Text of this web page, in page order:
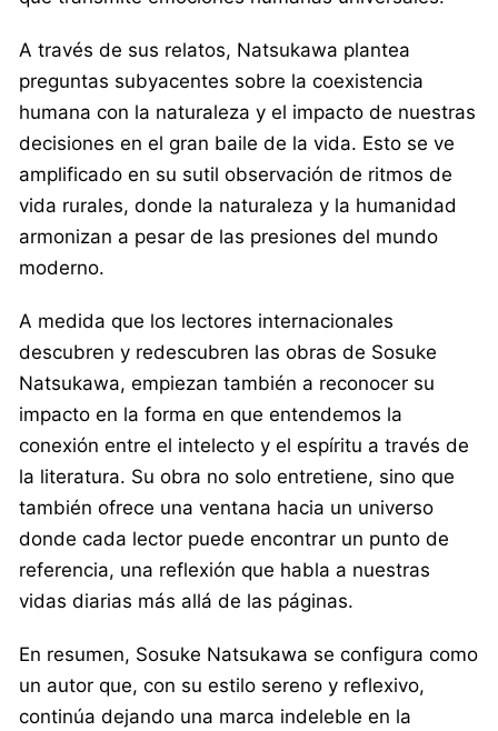
A través de sus relatos, Natsukawa plantea
preguntas subyacentes sobre la coexistencia
humana con la naturaleza y el impacto de nuestras
decisiones en el gran baile de la vida. Esto se ve
amplificado en su sutil observación de ritmos de
vida rurales, donde la naturaleza y la humanidad
armonizan a pesar de las presiones del mundo
moderno.
A medida que los lectores internacionales
descubren y redescubren las obras de Sosuke
Natsukawa, empiezan también a reconocer su
impacto en la forma en que entendemos la
conexión entre el intelecto y el espíritu a través de
la literatura. Su obra no solo entretiene, sino que
también ofrece una ventana hacia un universo
donde cada lector puede encontrar un punto de
referencia, una reflexión que habla a nuestras
vidas diarias más allá de las páginas.
En resumen, Sosuke Natsukawa se configura como
un autor que, con su estilo sereno y reflexivo,
continúa dejando una marca indeleble en la